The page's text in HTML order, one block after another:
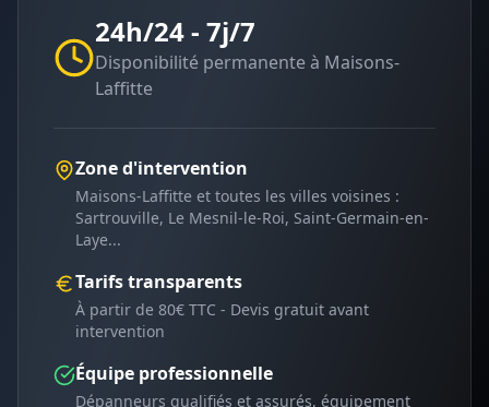
24h/24 - 7j/7
Disponibilité permanente à Maisons-
Laffitte
Zone d'intervention
Maisons-Laffitte et toutes les villes voisines :
Sartrouville, Le Mesnil-le-Roi, Saint-Germain-en-
Laye...
Tarifs transparents
À partir de 80€ TTC - Devis gratuit avant
intervention
Équipe professionnelle
Dépanneurs qualifiés et assurés, équipement